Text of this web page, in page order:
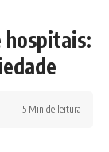
hospitais:
5 Min de leitura